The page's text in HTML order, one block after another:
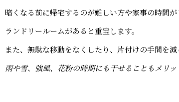
暗くなる前に帰宅するのが難しい方や家事の時間
ランドリールームがあると重宝します。
また、無駄な移動をなくしたり、片付けの手間を減
雨や雪、強風、花粉の時期にも干せることもメリッ